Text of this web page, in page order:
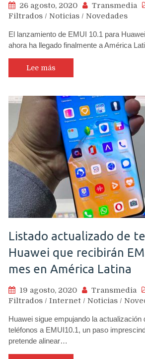
26 agosto, 2020 Transmedia
Filtrados / Noticias / Novedades
El lanzamiento de EMUI 10.1 para
ahora ha llegado finalmente a América
Lee más
Listado actualizado de
Huawei que recibirán
mes en América Latina
19 agosto, 2020 Transmedia
Filtrados / Internet / Noticias /
Huawei sigue empujando la actualización
teléfonos a EMUI10.1, un paso
pretende alinear…